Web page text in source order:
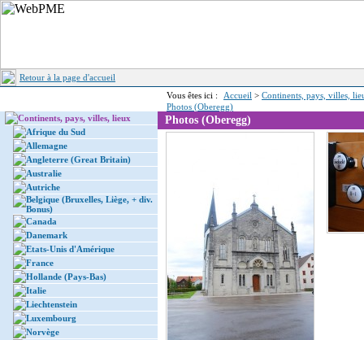
Retour à la page d'accueil
Vous êtes ici :
Accueil > Continents, pays, villes,
Photos (Oberegg)
Continents, pays, villes, lieux
Afrique du Sud
Allemagne
Angleterre (Great Britain)
Australie
Autriche
Belgique (Bruxelles, Liège, + div.
Bonus)
Canada
Danemark
Etats-Unis d'Amérique
France
Hollande (Pays-Bas)
Italie
Liechtenstein
Luxembourg
Norvège
Photos (Oberegg)